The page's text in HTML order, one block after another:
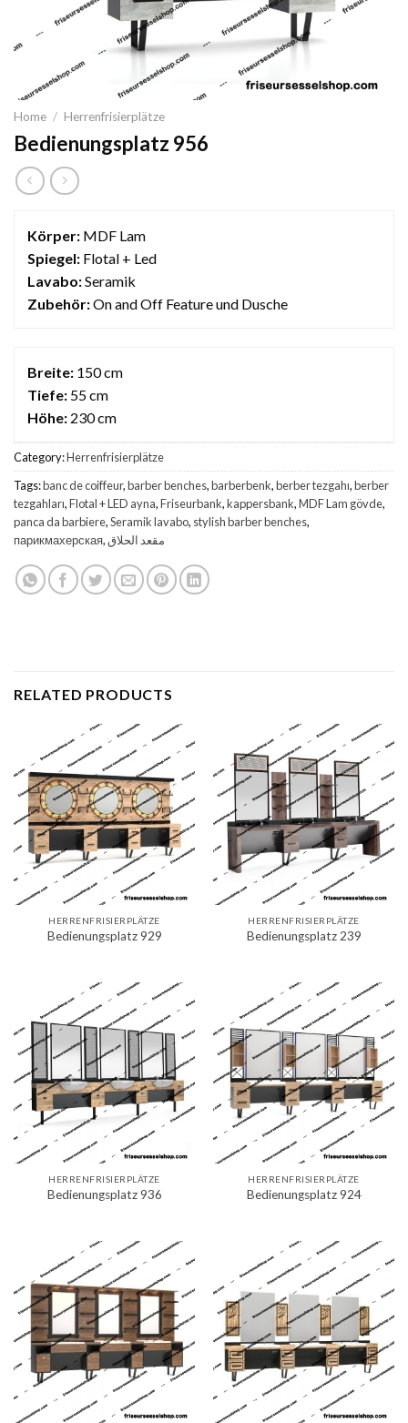
Home / Herrenfrisierplätze
Bedienungsplatz 956
Körper: MDF Lam
Spiegel: Flotal + Led
Lavabo:Seramik
Zubehör:On and Off Feature und Dusche
Breite: 150 cm
Tiefe: 55 cm
Höhe: 230 cm
Category:Herrenfrisierplätze
Tags:banc de coiffeur,barber benches,barberbenk,berber tezgahı,berber
tezgahları,Flotal + LED ayna,Friseurbank,kappersbank,MDF Lam gövde,
panca da barbiere,Seramik lavabo, stylish barber benches,
парикмахерская,مقعد الحلاق
RELATED PRODUCTS
HERRENFRISIERPLÄTZE
Bedienungsplatz 929
HERRENFRISIERPLÄTZE
Bedienungsplatz 239
HERRENFRISIERPLÄTZE
Bedienungsplatz 936
HERRENFRISIERPLÄTZE
Bedienungsplatz 924